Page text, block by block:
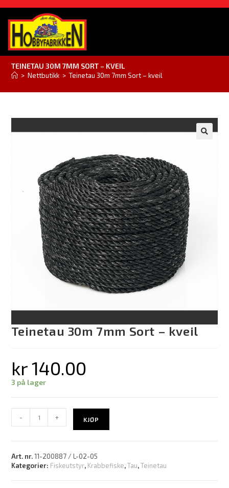
TEINETAU 30M 7MM SORT – KVEIL
> Nettbutikk > Teinetau 30m 7mm Sort – kveil
Teinetau 30m 7mm Sort – kveil
kr140.00
3 på lager
- + KJØP
Art. nr.11-200887 / L-02-05
Kategorier: Fiskeutstyr, Krabbefiske,Tau,Teinetau